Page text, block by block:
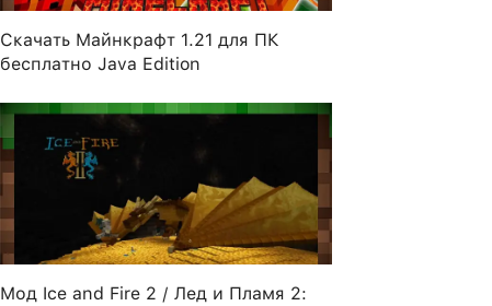
Скачать Майнкрафт 1.21 для ПК
бесплатно Java Edition
Мод Ice and Fire 2 / Лед и Пламя 2: